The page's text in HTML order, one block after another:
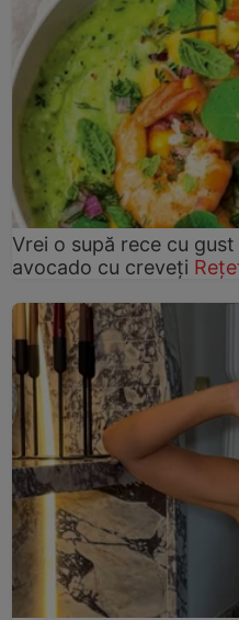
Vrei o supă rece cu
avocado cu creveți